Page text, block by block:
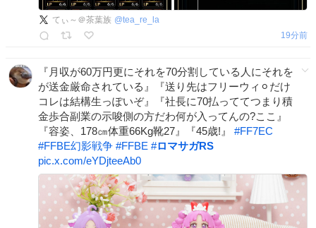
てぃ～＠茶葉族 @tea_re_la
19分前
『月収が60万円更にそれを70分割している人にそれを
が送金厳命されている』『送り先はフリーウィ⚪︎だけ
コレは結構生っぽいぞ』『社長に70払っててつまり積
金歩合副業の示唆側の方だわ何が入ってんの?ここ』
『容姿、178㎝体重66Kg靴27』『45歳!』 #FF7EC
#FFBE幻影戦争 #FFBE #ロマサガRS
pic.x.com/eYDjteeAb0